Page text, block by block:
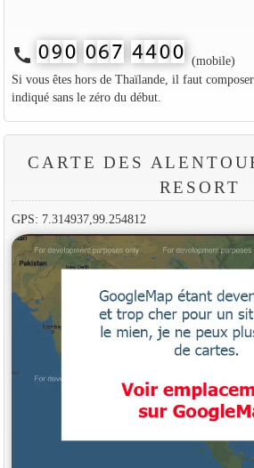
call
(mobile)
Si vous êtes hors de Thaïlande, il faut
indiqué sans le zéro du début.
CARTE DES
RESORT
GPS: 7.314937,99.254812